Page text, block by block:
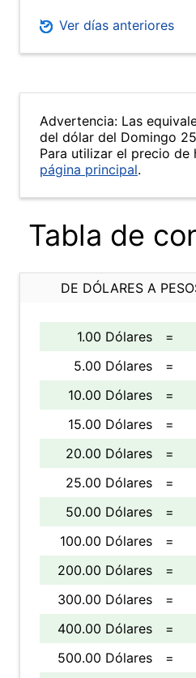
Ver días anteriores
Advertencia: Las
del dólar del Domingo
Para utilizar el precio de
página principal.
Tabla de
DE DÓLARES A
1.00 Dólares =
5.00 Dólares
=
10.00 Dólares
=
15.00 Dólares
=
20.00 Dólares
=
25.00 Dólares
=
50.00 Dólares
=
100.00 Dólares
=
200.00 Dólares
=
300.00 Dólares
=
400.00 Dólares
=
500.00 Dólares
=